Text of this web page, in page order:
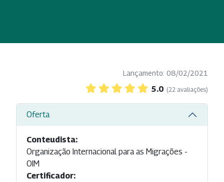
Lançamento: 08/02/2021
5.0 (22 avaliações)
Oferta
Conteudista:
Organização Internacional para as Migrações -
OIM
Certificador: